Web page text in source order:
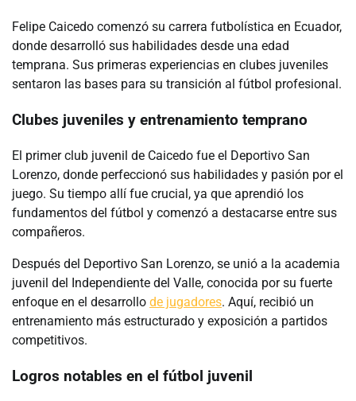
Felipe Caicedo comenzó su carrera futbolística en Ecuador,
donde desarrolló sus habilidades desde una edad
temprana. Sus primeras experiencias en clubes juveniles
sentaron las bases para su transición al fútbol profesional.
Clubes juveniles y entrenamiento temprano
El primer club juvenil de Caicedo fue el Deportivo San
Lorenzo, donde perfeccionó sus habilidades y pasión por el
juego. Su tiempo allí fue crucial, ya que aprendió los
fundamentos del fútbol y comenzó a destacarse entre sus
compañeros.
Después del Deportivo San Lorenzo, se unió a la academia
juvenil del Independiente del Valle, conocida por su fuerte
enfoque en el desarrollo de jugadores. Aquí, recibió un
entrenamiento más estructurado y exposición a partidos
competitivos.
Logros notables en el fútbol juvenil